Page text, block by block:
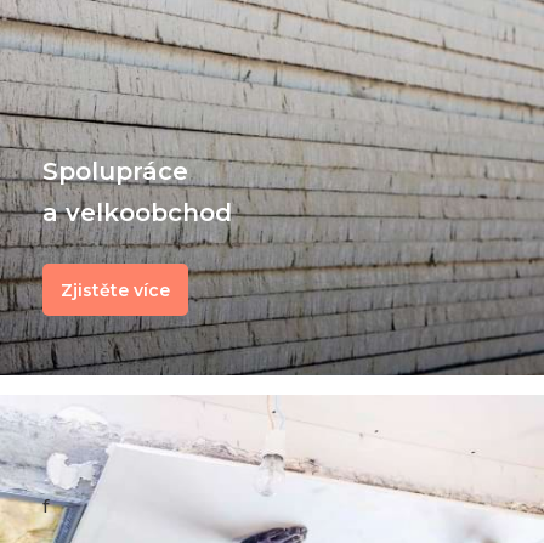
Spolupráce
a velkoobchod
Zjistěte více
f